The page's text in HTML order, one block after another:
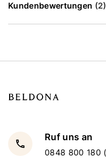
Kundenbewertungen (2)
local_phone
Ruf uns an
0848 800 180